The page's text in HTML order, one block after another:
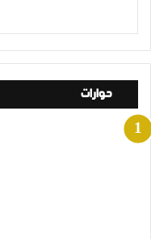
حوارات